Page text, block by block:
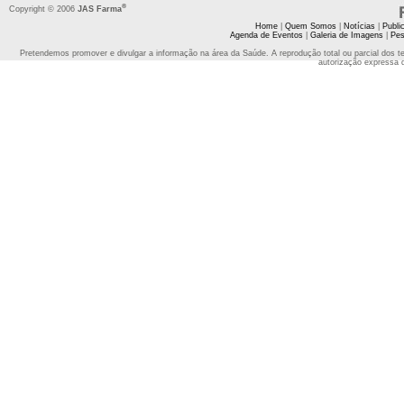
Copyright © 2006 JAS Farma®
Home| Quem Somos| Notícias|
Agenda de Eventos| Galeria de Imagens|
Pretendemos promover e divulgar a informação na área da Saúde. A reprodução total ou parcial
autorização expressa